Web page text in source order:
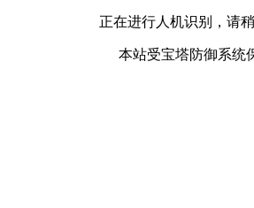
正在进行人机识别，请
本站受宝塔防御系统